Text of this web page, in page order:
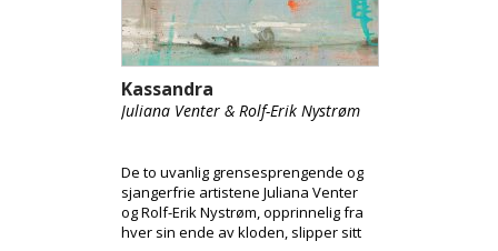
Kassandra
Juliana Venter & Rolf-Erik Nystrøm
De to uvanlig grensesprengende og
sjangerfrie artistene Juliana Venter
og Rolf-Erik Nystrøm, opprinnelig fra
hver sin ende av kloden, slipper sitt